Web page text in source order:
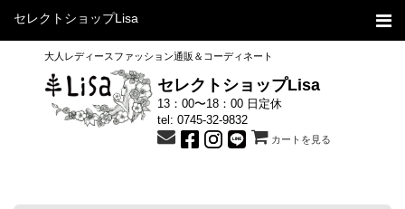
セレクトショップLisa
大人レディースファッション通販＆コーディネート
セレクトショップLisa
13：00〜18：00 日定休
tel: 0745-32-9832
カートを見る